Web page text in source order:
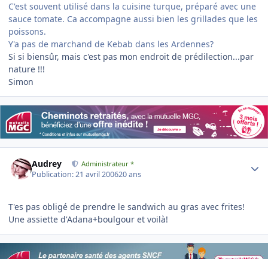
C'est souvent utilisé dans la cuisine turque, préparé avec une
sauce tomate. Ca accompagne aussi bien les grillades que les
poissons.
Y'a pas de marchand de Kebab dans les Ardennes?
Si si biensûr, mais c'est pas mon endroit de prédilection...par
nature !!!
Simon
Audrey Administrateur *
Publication:21 avril 200620 ans
T'es pas obligé de prendre le sandwich au gras avec frites!
Une assiette d'Adana+boulgour et voilà!